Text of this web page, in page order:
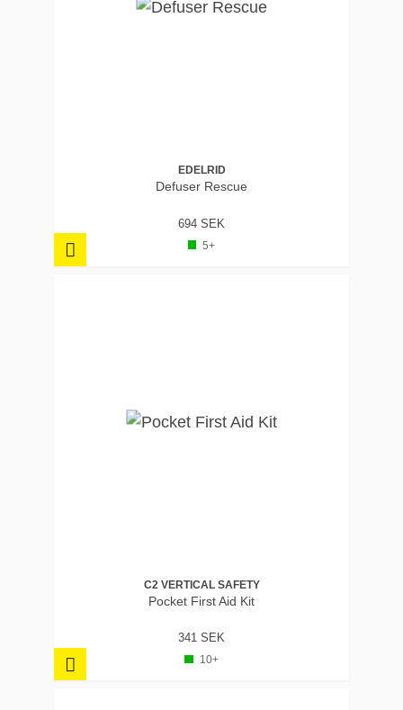
EDELRID
Defuser Rescue
694 SEK
5+
C2 VERTICAL SAFETY
Pocket First Aid Kit
341 SEK
10+